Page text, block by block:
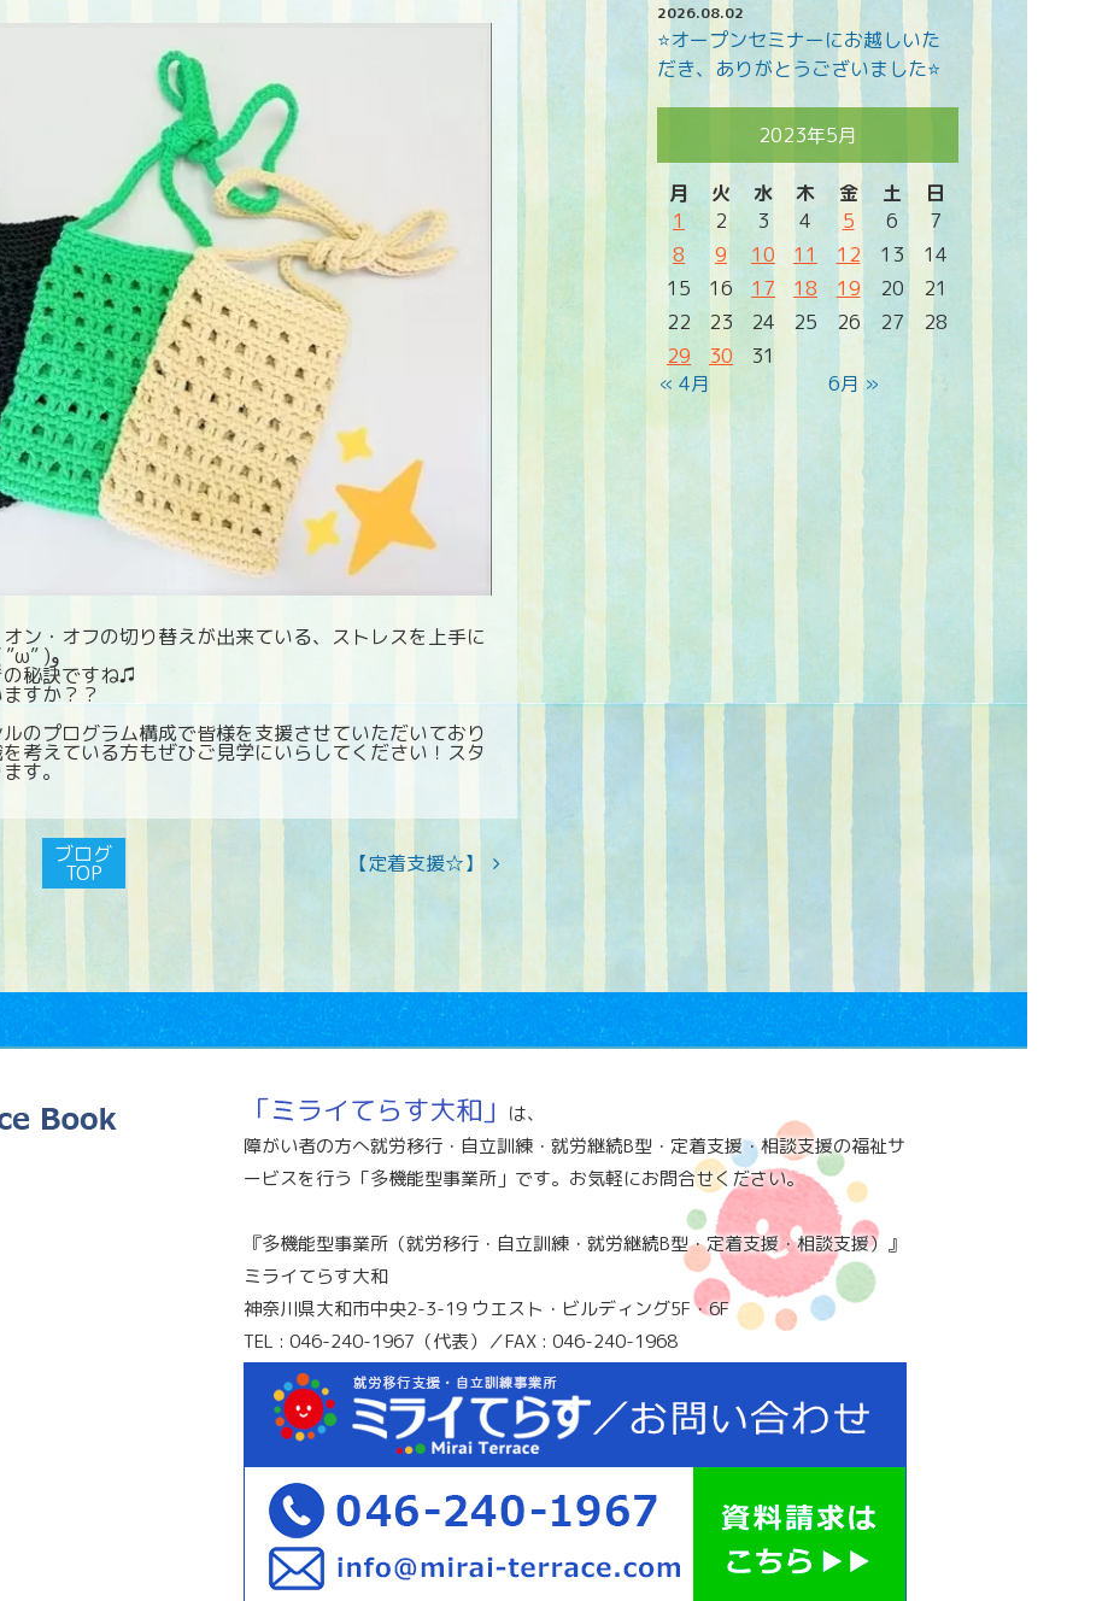
ン・オフの切り替えが出来ている、ストレスを上手に
発散出来るということに繋がります٩( ”ω” )و
秘訣ですね♫
すか？？
のプログラム構成で皆様を支援させていただいており
考えている方もぜひご見学にいらしてください！スタ
ます。
ブログ
TOP 【定着支援☆】
2026.08.02
⭐オープンセミナーにお越しいた
だき、ありがとうございました⭐
2023年5月
月 火 水 木 金 土 日
« 4月 6月 »
1 2 3 4 5 6
7
8
9 10 11 12 13
14
15
16 17 18 19 20
21
22
23 24 25 26 27
28
29
30 31
「ミライてらす大和」
は、
障がい者の方へ就労移行・自立訓練・就労継続B型・定着支援・相談支援の福祉サ
ービスを行う「多機能型事業所」です。お気軽にお問合せください。
『多機能型事業所（就労移行・自立訓練・就労継続B型・定着支援・相談支援）』
ミライてらす大和
神奈川県大和市中央2-3-19 ウエスト・ビルディング5F・6F
TEL : 046-240-1967（代表）／FAX : 046-240-1968